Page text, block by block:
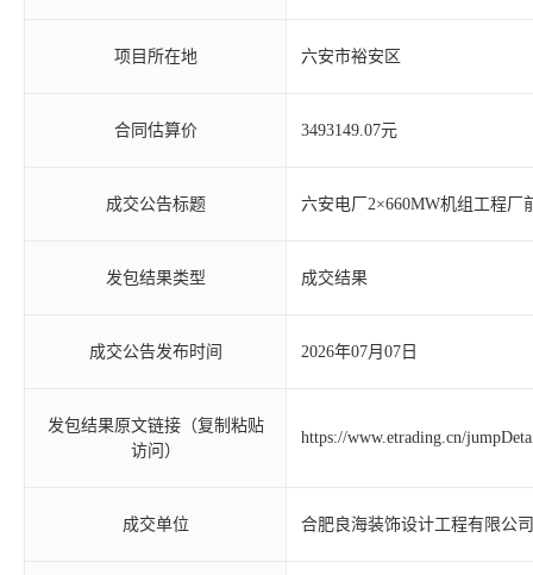
项目所在地 六安市裕安区
合同估算价 3493149.07元
成交公告标题 六安电厂2×660MW机组工程
发包结果类型 成交结果
成交公告发布时间 2026年07月07日
发包结果原文链接（复制粘贴
访问）
https://www.etrading.cn/
成交单位 合肥良海装饰设计工程有限公司